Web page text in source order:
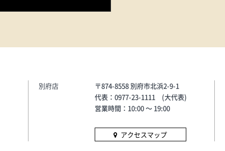
別府店
〒874-8558 別府市北浜2-9-1
代表：0977-23-1111 (大代表)
営業時間：10:00 〜 19:00
アクセスマップ